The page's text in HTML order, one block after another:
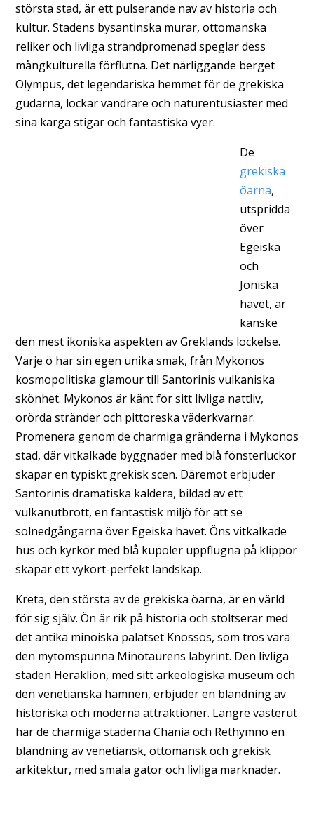
största stad, är ett pulserande nav av historia och
kultur. Stadens bysantinska murar, ottomanska
reliker och livliga strandpromenad speglar dess
mångkulturella förflutna. Det närliggande berget
Olympus, det legendariska hemmet för de grekiska
gudarna, lockar vandrare och naturentusiaster med
sina karga stigar och fantastiska vyer.
De
grekiska
öarna,
utspridda
över
Egeiska
och
Joniska
havet, är
kanske
den mest ikoniska aspekten av Greklands lockelse.
Varje ö har sin egen unika smak, från Mykonos
kosmopolitiska glamour till Santorinis vulkaniska
skönhet. Mykonos är känt för sitt livliga nattliv,
orörda stränder och pittoreska väderkvarnar.
Promenera genom de charmiga gränderna i Mykonos
stad, där vitkalkade byggnader med blå fönsterluckor
skapar en typiskt grekisk scen. Däremot erbjuder
Santorinis dramatiska kaldera, bildad av ett
vulkanutbrott, en fantastisk miljö för att se
solnedgångarna över Egeiska havet. Öns vitkalkade
hus och kyrkor med blå kupoler uppflugna på klippor
skapar ett vykort-perfekt landskap.
Kreta, den största av de grekiska öarna, är en värld
för sig själv. Ön är rik på historia och stoltserar med
det antika minoiska palatset Knossos, som tros vara
den mytomspunna Minotaurens labyrint. Den livliga
staden Heraklion, med sitt arkeologiska museum och
den venetianska hamnen, erbjuder en blandning av
historiska och moderna attraktioner. Längre västerut
har de charmiga städerna Chania och Rethymno en
blandning av venetiansk, ottomansk och grekisk
arkitektur, med smala gator och livliga marknader.